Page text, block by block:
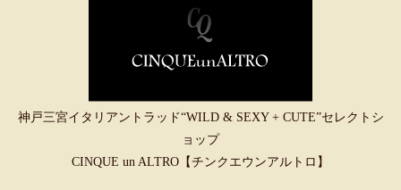
神戸三宮イタリアントラッド“WILD & SEXY + CUTE”セレクトシ
ョップ
CINQUE un ALTRO【チンクエウンアルトロ】